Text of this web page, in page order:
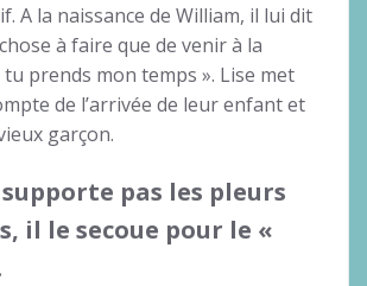
A la naissance de William, il lui dit
à faire que de venir à la
prends mon temps ». Lise met
de l’arrivée de leur enfant et
garçon.
pas les pleurs
il le secoue pour le «